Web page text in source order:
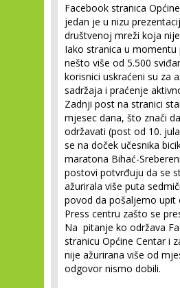
Facebook stranica
jedan je u nizu
društvenoj mreži koja
Iako stranica u momentu
nešto više od 5.500
korisnici uskraćeni su za
sadržaja i praćenje
Zadnji post na stranici
mjesec dana, što znači
održavati (post od 10.
se na doček učesnika
maratona Bihać-
postovi potvrđuju da se
ažurirala više puta
povod da pošaljemo upit
Press centru zašto se
Na pitanje ko održava
stranicu Općine Centar i
nije ažurirana više od
odgovor nismo dobili.